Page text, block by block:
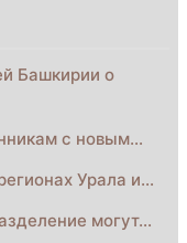
Башкирии о
с новым…
Урала и…
могут…